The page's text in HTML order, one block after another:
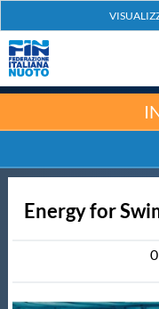
Nuoto
Tuffi
Energy for